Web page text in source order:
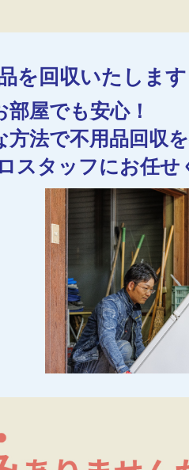
を回収いたします
屋でも安心！
法で不用品回収を
スタッフにお任せ